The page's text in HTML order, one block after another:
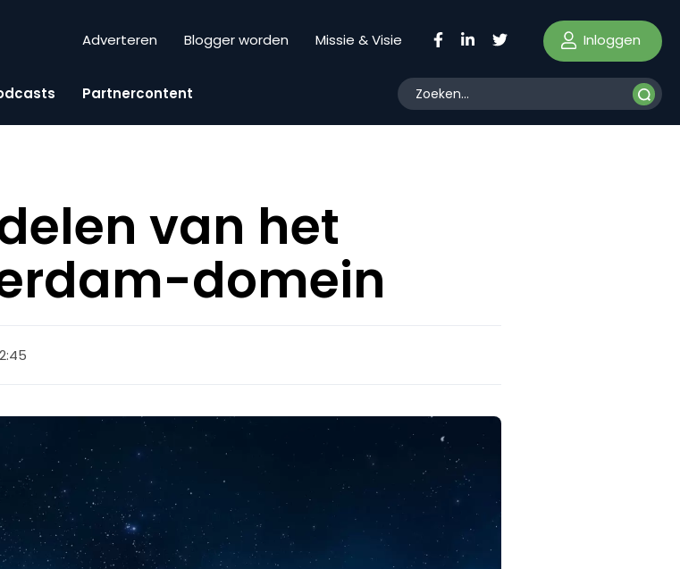
Adverteren Blogger worden Missie & Visie Inloggen
Partnercontent
van het
domein